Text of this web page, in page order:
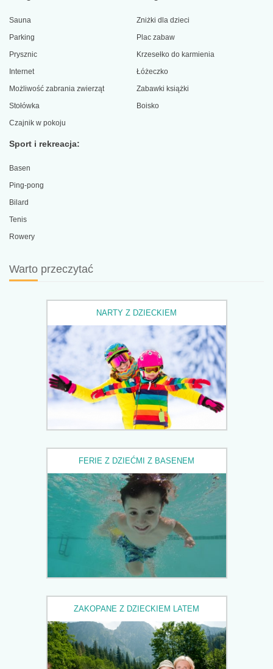
Sauna
Parking
Prysznic
Internet
Możliwość zabrania zwierząt
Stołówka
Czajnik w pokoju
Zniżki dla dzieci
Plac zabaw
Krzesełko do karmienia
Łóżeczko
Zabawki książki
Boisko
Sport i rekreacja:
Basen
Ping-pong
Bilard
Tenis
Rowery
Warto przeczytać
NARTY Z DZIECKIEM
FERIE Z DZIEĆMI Z BASENEM
ZAKOPANE Z DZIECKIEM LATEM